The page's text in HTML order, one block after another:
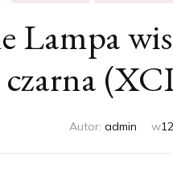
Lampa
czarna
Autor: admin w